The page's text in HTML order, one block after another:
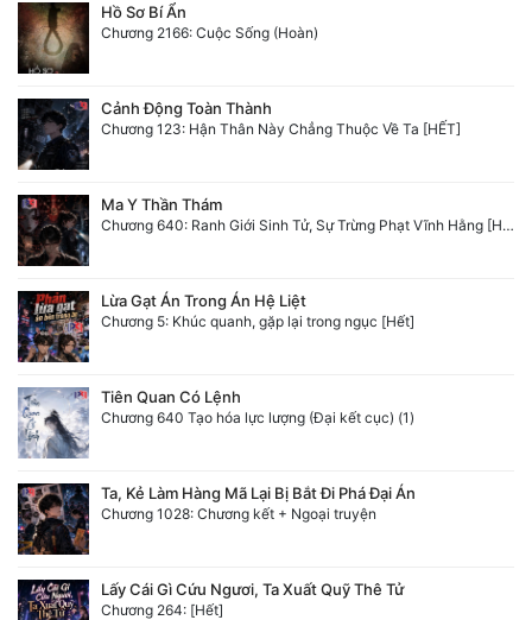
Hồ Sơ Bí Ẩn
Chương 2166: Cuộc Sống (Hoàn)
Cảnh Động Toàn Thành
Chương 123: Hận Thân Này Chẳng Thuộc Về Ta [HẾT]
Ma Y Thần Thám
Chương 640: Ranh Giới Sinh Tử, Sự Trừng Phạt Vĩnh Hằng [HẾT]
Lừa Gạt Án Trong Án Hệ Liệt
Chương 5: Khúc quanh, gặp lại trong ngục [Hết]
Tiên Quan Có Lệnh
Chương 640 Tạo hóa lực lượng (Đại kết cục) (1)
Ta, Kẻ Làm Hàng Mã Lại Bị Bắt Đi Phá Đại Án
Chương 1028: Chương kết + Ngoại truyện
Lấy Cái Gì Cứu Ngươi, Ta Xuất Quỹ Thê Tử
Chương 264: [Hết]